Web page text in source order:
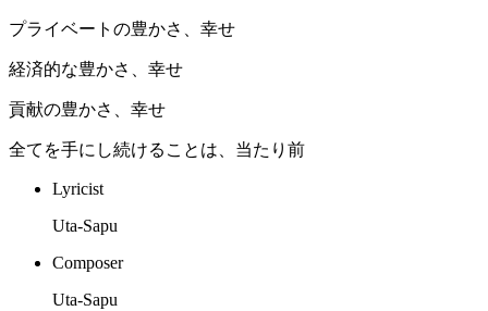
プライベートの豊かさ、幸せ
経済的な豊かさ、幸せ
貢献の豊かさ、幸せ
全てを手にし続けることは、当たり前
Lyricist
Uta-Sapu
Composer
Uta-Sapu